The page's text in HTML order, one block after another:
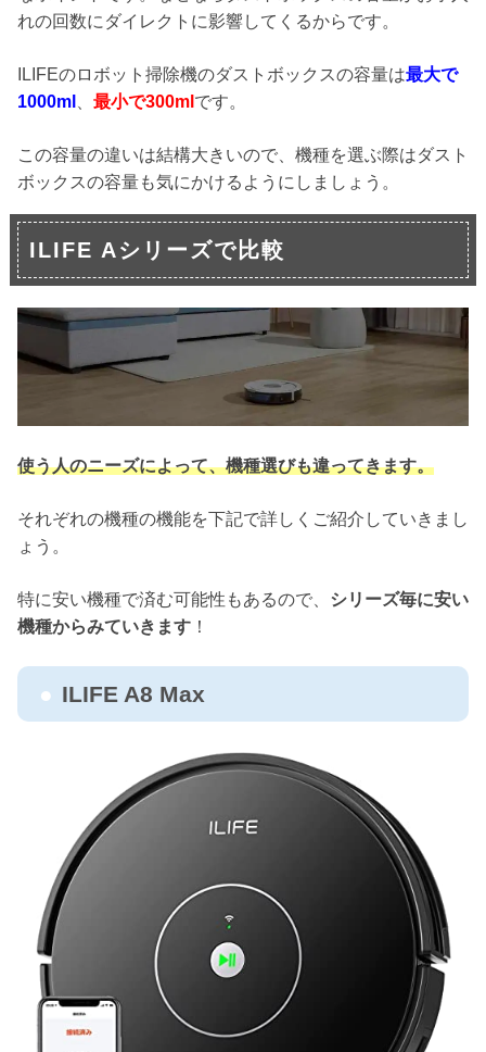
れの回数にダイレクトに影響してくるからです。
ILIFEのロボット掃除機のダストボックスの容量は最大で
1000ml
最小で300ml です。
この容量の違いは結構大きいので、機種を選ぶ際はダスト
ボックスの容量も気にかけるようにしましょう。
ILIFE Aシリーズで比較
使う人のニーズによって、機種選びも違ってきます。
それぞれの機種の機能を下記で詳しくご紹介していきまし
ょう。
特に安い機種で済む可能性もあるので、 シリーズ毎に安い
機種からみていきます ！
ILIFE A8 Max